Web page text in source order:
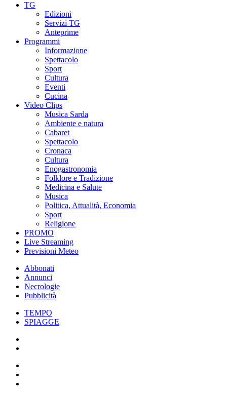
TG
Edizioni
Servizi TG
Anteprime
Programmi
Informazione
Spettacolo
Sport
Cultura
Eventi
Cucina
Video Clips
Musica Sarda
Ambiente e natura
Cabaret
Spettacolo
Cronaca
Cultura
Enogastronomia
Folklore e Tradizione
Medicina e Salute
Musica
Politica, Attualità, Economia
Sport
Religione
PROMO
Live Streaming
Previsioni Meteo
Abbonati
Annunci
Necrologie
Pubblicità
TEMPO
SPIAGGE